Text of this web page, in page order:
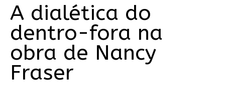
A dialética do
dentro-fora na
obra de Nancy
Fraser